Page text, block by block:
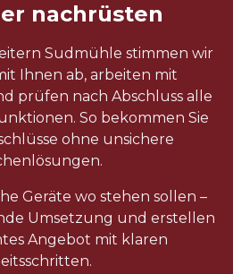
nachrüsten
Sudmühle stimmen wir
Ihnen ab, arbeiten mit
prüfen nach Abschluss alle
So bekommen Sie
ohne unsichere
Geräte wo stehen sollen –
Umsetzung und erstellen
Angebot mit klaren